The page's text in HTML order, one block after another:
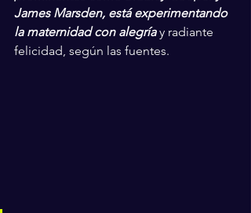
James Marsden, está experimentando
la maternidad con alegría y radiante
felicidad, según las fuentes.